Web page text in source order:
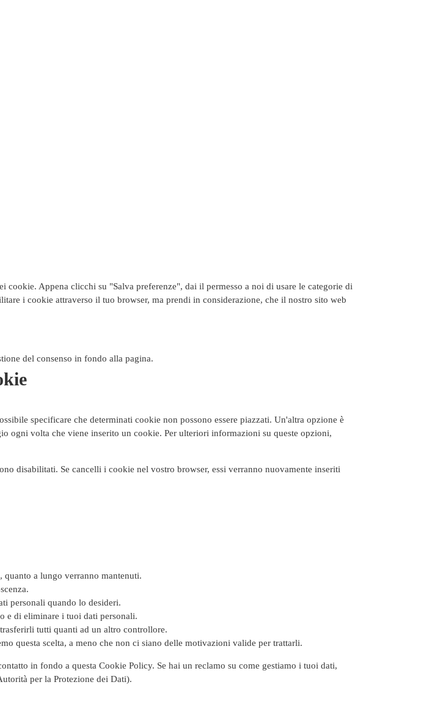
Appena clicchi su "Salva preferenze", dai il permesso a noi di usare le categorie di
i cookie attraverso il tuo browser, ma prendi in considerazione, che il nostro sito web
del consenso in fondo alla pagina.
specificare che determinati cookie non possono essere piazzati. Un'altra opzione è
ogni volta che viene inserito un cookie. Per ulteriori informazioni su queste opzioni,
disabilitati. Se cancelli i cookie nel vostro browser, essi verranno nuovamente inseriti
quanto a lungo verranno mantenuti.
personali quando lo desideri.
e di eliminare i tuoi dati personali.
tutti quanti ad un altro controllore.
questa scelta, a meno che non ci siano delle motivazioni valide per trattarli.
in fondo a questa Cookie Policy. Se hai un reclamo su come gestiamo i tuoi dati,
per la Protezione dei Dati).